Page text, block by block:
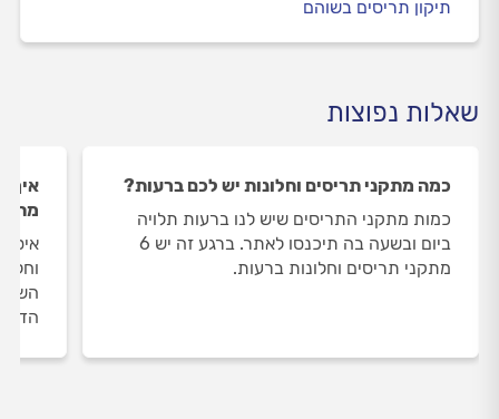
תיקון תריסים בשוהם
שאלות נפוצות
כמה מתקני תריסים וחלונות יש לכם ברעות?
כמות מתקני התריסים שיש לנו ברעות תלויה
ביום ובשעה בה תיכנסו לאתר. ברגע זה יש 6
מתקני תריסים וחלונות ברעות.
איך